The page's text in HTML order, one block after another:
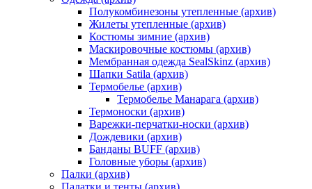
Полукомбинезоны утепленные (архив)
Жилеты утепленные (архив)
Костюмы зимние (архив)
Маскировочные костюмы (архив)
Мембранная одежда SealSkinz (архив)
Шапки Satila (архив)
Термобелье (архив)
Термобелье Манарага (архив)
Термоноски (архив)
Варежки-перчатки-носки (архив)
Дождевики (архив)
Банданы BUFF (архив)
Головные уборы (архив)
Палки (архив)
Палатки и тенты (архив)